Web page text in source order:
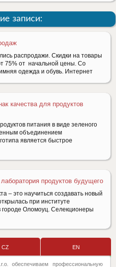
записи:
распродажи. Скидки на товары
75% от начальной цены. Со
одежда и обувь. Интернет
качества для продуктов
питания в виде зеленого
объединением
является быстрое
продуктов будущего
– это научиться создавать новый
при институте
городе Оломоуц. Селекционеры
CZ EN
обеспечиваем профессиональную